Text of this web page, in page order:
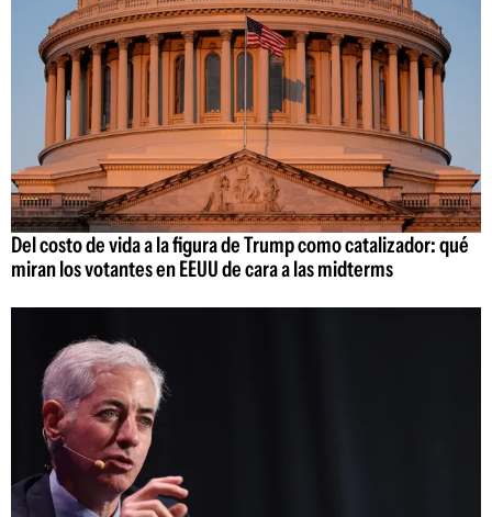
Del costo de vida a la figura de Trump como catalizador: qué
miran los votantes en EEUU de cara a las midterms